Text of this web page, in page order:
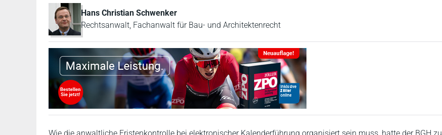
Hans Christian Schwenker
Rechtsanwalt, Fachanwalt für Bau- und Architektenrecht